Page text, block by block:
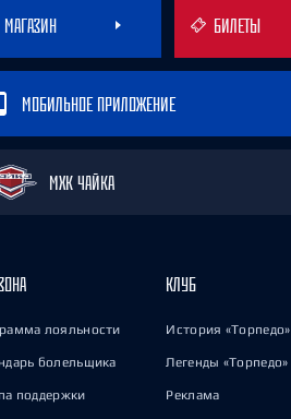
МАГАЗИН БИЛЕТЫ
МОБИЛЬНОЕ ПРИЛОЖЕНИЕ
МХК ЧАЙКА
лояльности
болельщика
поддержки
КЛУБ
История «Торпедо»
Легенды «Торпедо»
Реклама